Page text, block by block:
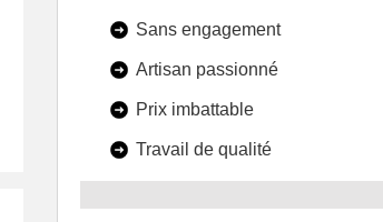
Sans engagement
Artisan passionné
Prix imbattable
Travail de qualité